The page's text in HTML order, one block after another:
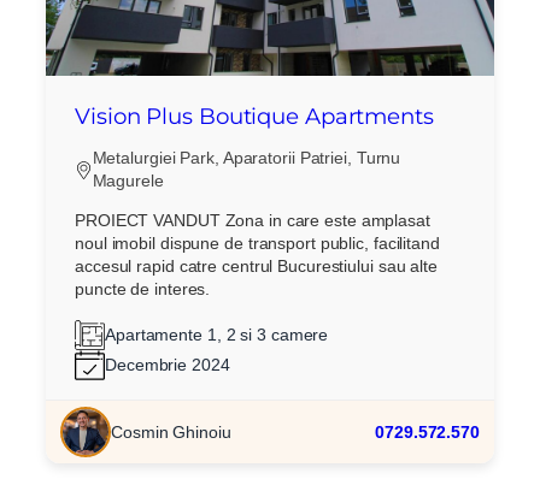
Vision Plus Boutique Apartments
Metalurgiei Park, Aparatorii Patriei, Turnu
Magurele
PROIECT VANDUT Zona in care este amplasat
noul imobil dispune de transport public, facilitand
accesul rapid catre centrul Bucurestiului sau alte
puncte de interes.
Apartamente 1, 2 si 3 camere
Decembrie 2024
Cosmin Ghinoiu 0729.572.570